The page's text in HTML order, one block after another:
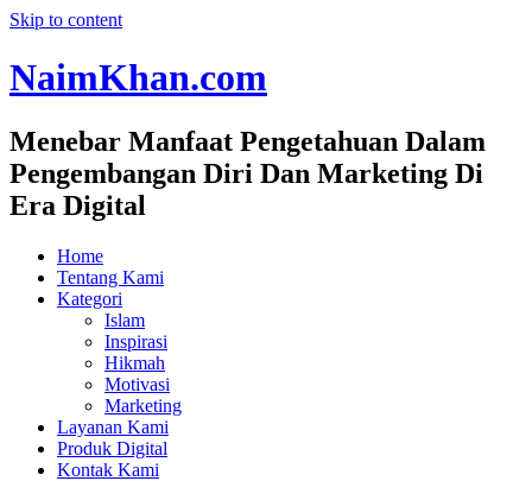
Skip to content
NaimKhan.com
Menebar Manfaat Pengetahuan Dalam
Pengembangan Diri Dan Marketing Di
Era Digital
Home
Tentang Kami
Kategori
Islam
Inspirasi
Hikmah
Motivasi
Marketing
Layanan Kami
Produk Digital
Kontak Kami